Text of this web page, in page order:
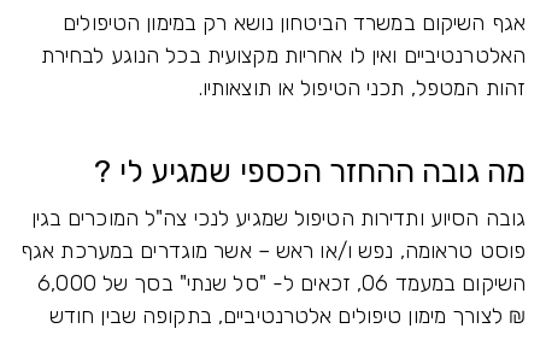
אגף השיקום במשרד הביטחון נושא רק במימון הטיפולים
האלטרנטיביים ואין לו אחריות מקצועית בכל הנוגע לבחירת
זהות המטפל, תכני הטיפול או תוצאותיו.
מה גובה ההחזר הכספי שמגיע לי ?
גובה הסיוע ותדירות הטיפול שמגיע לנכי צה"ל המוכרים בגין
פוסט טראומה, נפש ו/או ראש – אשר מוגדרים במערכת אגף
השיקום במעמד 06, זכאים ל- "סל שנתי" בסך של 6,000
₪ לצורך מימון טיפולים אלטרנטיביים, בתקופה שבין חודש